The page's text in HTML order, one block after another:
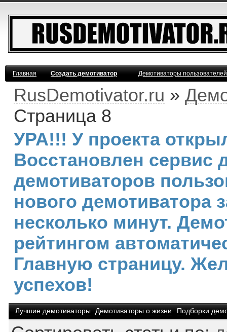
Главная Создать демотиватор Демотиваторы
RusDemotivator.ru »
Страница 8
УРА!!! У проекта
Восстановлен сервис
демотиваторов
нового демотиватора
несколько минут.
рейтингом
Главную страницу.
успехов!
Лучшие демотиваторы Демотиваторы о жизни Подборки